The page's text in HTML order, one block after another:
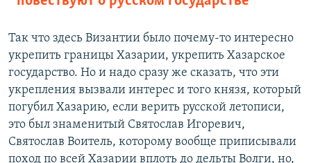
Так что здесь Византии было почему-то интересно
укрепить границы Хазарии, укрепить Хазарское
государство. Но и надо сразу же сказать, что эти
укрепления вызвали интерес и того князя, который
погубил Хазарию, если верить русской летописи,
это был знаменитый Святослав Игоревич,
Святослав Воитель, которому вообще приписывали
поход по всей Хазарии вплоть до дельты Волги, но,